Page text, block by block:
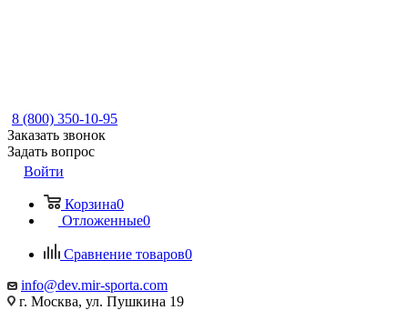
8 (800) 350-10-95
Заказать звонок
Задать вопрос
Войти
Корзина0
Отложенные0
Сравнение товаров0
info@dev.mir-sporta.com
г. Москва, ул. Пушкина 19